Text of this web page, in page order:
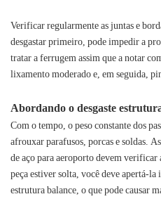
Verificar regularmente as juntas e
desgastar primeiro, pode impedir a
tratar a ferrugem assim que a notar
lixamento moderado e, em seguida,
Abordando o desgaste
Com o tempo, o peso constante dos
afrouxar parafusos, porcas e soldas.
de aço para aeroporto devem
peça estiver solta, você deve apertá-
estrutura balance, o que pode causar